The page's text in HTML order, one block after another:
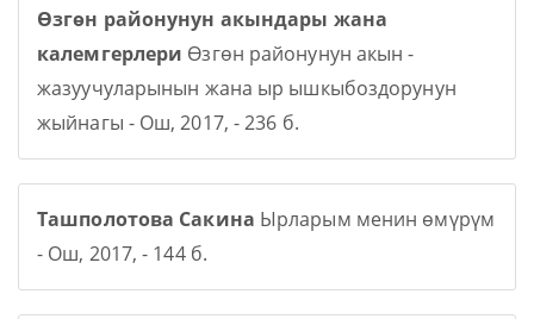
Өзгөн районунун акындары жана
калемгерлери Өзгөн районунун акын -
жазуучуларынын жана ыр ышкыбоздорунун
жыйнагы - Ош, 2017, - 236 б.
Ташполотова Сакина Ырларым менин өмүрүм
- Ош, 2017, - 144 б.